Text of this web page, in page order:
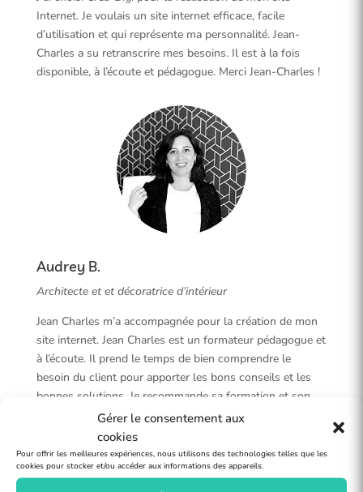
Gérer le consentement aux
cookies
Pour offrir les meilleures expériences, nous utilisons des technologies telles que les
cookies pour stocker et/ou accéder aux informations des appareils.
Internet. Je voulais un site internet efficace, facile
d’utilisation et qui représente ma personnalité. Jean-
Charles a su retranscrire mes besoins. Il est à la fois
disponible, à l’écoute et pédagogue. Merci Jean-Charles !
Audrey B.
Architecte et et décoratrice d’intérieur
Jean Charles m’a accompagnée pour la création de mon
site internet. Jean Charles est un formateur pédagogue et
à l’écoute. Il prend le temps de bien comprendre le
besoin du client pour apporter les bons conseils et les
bonnes solutions. Je recommande sa formation et son
accompagnement sans hésitation ! Vous pouvez lui faire